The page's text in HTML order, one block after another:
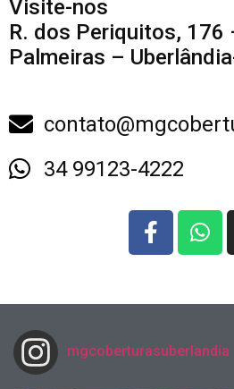
Visite-nos
R. dos Periquitos, 176
Palmeiras –
34 99123-4222
mgcoberturasuberlandia